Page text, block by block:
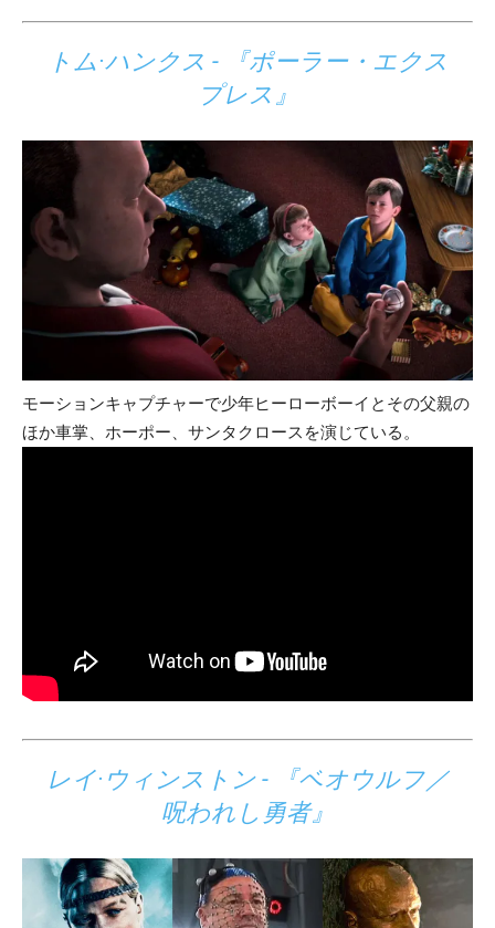
トム·ハンクス - 『ポーラー・エクス
プレス』
モーションキャプチャーで少年ヒーローボーイとその父親の
ほか車掌、ホーポー、サンタクロースを演じている。
レイ·ウィンストン - 『ベオウルフ／
呪われし勇者』